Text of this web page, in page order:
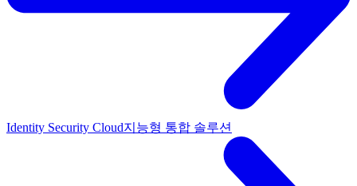
Identity Security Cloud지능형 통합 솔루션